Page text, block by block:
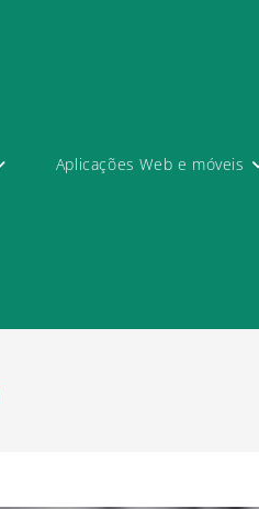
Aplicações Web e móveis